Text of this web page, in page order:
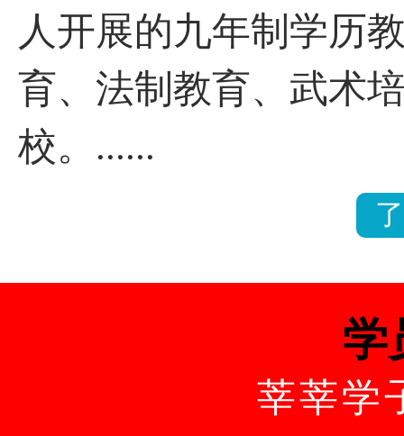
人开展的九年制学历
育、法制教育、武术
校。......
学
莘莘学